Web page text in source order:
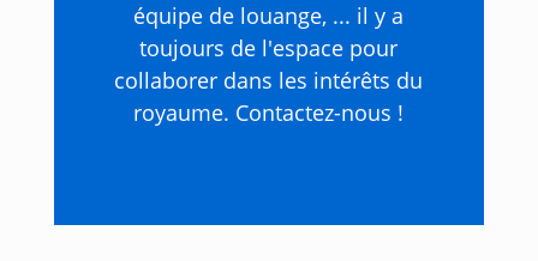
équipe de louange, ... il y a
toujours de l'espace pour
collaborer dans les intérêts du
royaume. Contactez-nous !